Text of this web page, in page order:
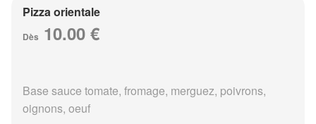
Pizza orientale
Dès 10.00 €
Base sauce tomate, fromage, merguez, poivrons,
oignons, oeuf